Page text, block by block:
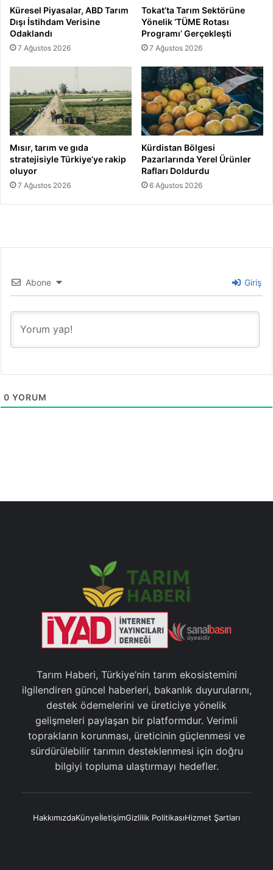
Küresel Piyasalar, ABD Tarım
Dışı İstihdam Verisine
Odaklandı
7 Ağustos 2026
Tokat’ta Tarım Sektörüne
Yönelik ‘TÜME Rotası
Programı’ Gerçekleşti
7 Ağustos 2026
Mısır, tarım ve gıda
stratejisiyle Türkiye’ye rakip
oluyor
7 Ağustos 2026
Kürdistan Bölgesi
Pazarlarında Yerel Ürünler
Rafları Doldurdu
6 Ağustos 2026
Abone Giriş
0 YORUM
Tarım Haberi, Türkiye’nin tarım ekosistemini
ilgilendiren güncel haberleri, bakanlık duyurularını,
destek ödemelerini ve üreticiye yönelik
gelişmeleri paylaşan bir platformdur. Verimli
toprakların korunması, üreticinin güçlenmesi ve
sürdürülebilir tarımın desteklenmesi için doğru
bilgiyi topluma ulaştırmayı hedefler.
HakkımızdaKünyeİletişimGizlilik PolitikasıHizmet Şartları